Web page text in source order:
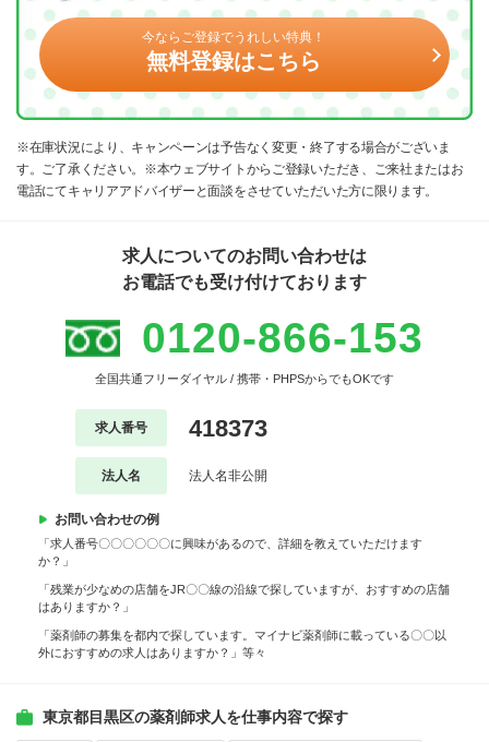
今ならご登録でうれしい特典！
無料登録はこちら
※在庫状況により、キャンペーンは予告なく変更・終了する場合がございま
す。ご了承ください。※本ウェブサイトからご登録いただき、ご来社またはお
電話にてキャリアアドバイザーと面談をさせていただいた方に限ります。
求人についてのお問い合わせは
お電話でも受け付けております
0120-866-153
全国共通フリーダイヤル / 携帯・PHPSからでもOKです
求人番号 418373
法人名 法人名非公開
お問い合わせの例
「求人番号〇〇〇〇〇〇に興味があるので、詳細を教えていただけます
か？」
「残業が少なめの店舗をJR〇〇線の沿線で探していますが、おすすめの店舗
はありますか？」
「薬剤師の募集を都内で探しています。マイナビ薬剤師に載っている〇〇以
外におすすめの求人はありますか？」等々
東京都目黒区の薬剤師求人を仕事内容で探す